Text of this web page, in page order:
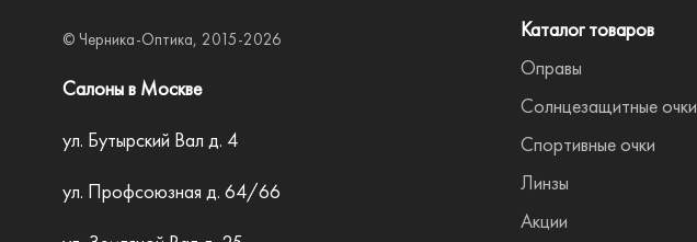
© Черника-Оптика, 2015-2026
Салоны в Москве
ул. Бутырский Вал д. 4
ул. Профсоюзная д. 64/66
Каталог товаров
Оправы
Солнцезащитные очки
Спортивные очки
Линзы
Акции